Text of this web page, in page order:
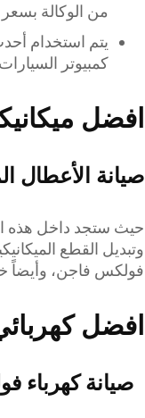
من الوكالة
يتم استخدام
كمبيوتر
افضل
صيانة الأعطال
حيث ستجد داخل هذه
وتبديل القطع
فولكس فاجن، وأيضاً
افضل
صيانة كهرباء